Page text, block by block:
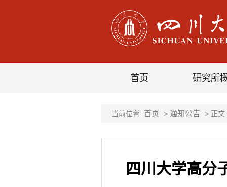
首页 研究所
当前位置: 首页 > 通知公告 > 正文
四川大学高分